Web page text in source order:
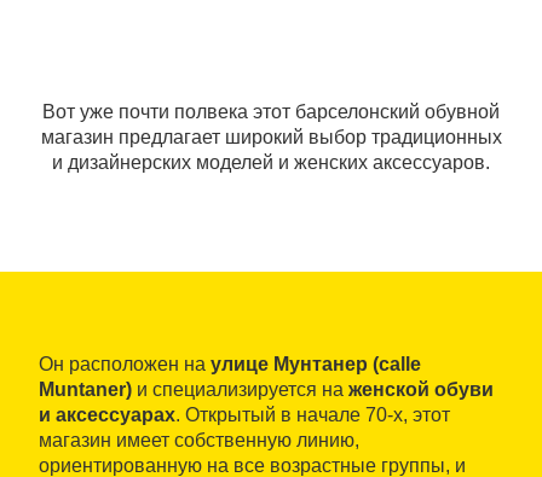
Вот уже почти полвека этот барселонский обувной
магазин предлагает широкий выбор традиционных
и дизайнерских моделей и женских аксессуаров.
Он расположен на улице Мунтанер (calle
Muntaner) и специализируется на женской обуви
и аксессуарах. Открытый в начале 70-х, этот
магазин имеет собственную линию,
ориентированную на все возрастные группы, и